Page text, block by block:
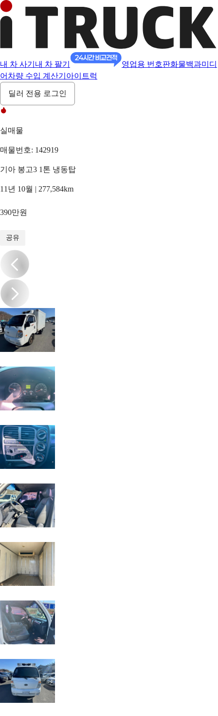
내 차 사기 내 차 팔기 영업용 번호판화물백과미디
어 차량 수입 계산기 아이트럭
딜러 전용 로그인
실매물
매물번호: 142919
기아 봉고3 1톤 냉동탑
11년 10월 | 277,584km
390만원
공유
/11